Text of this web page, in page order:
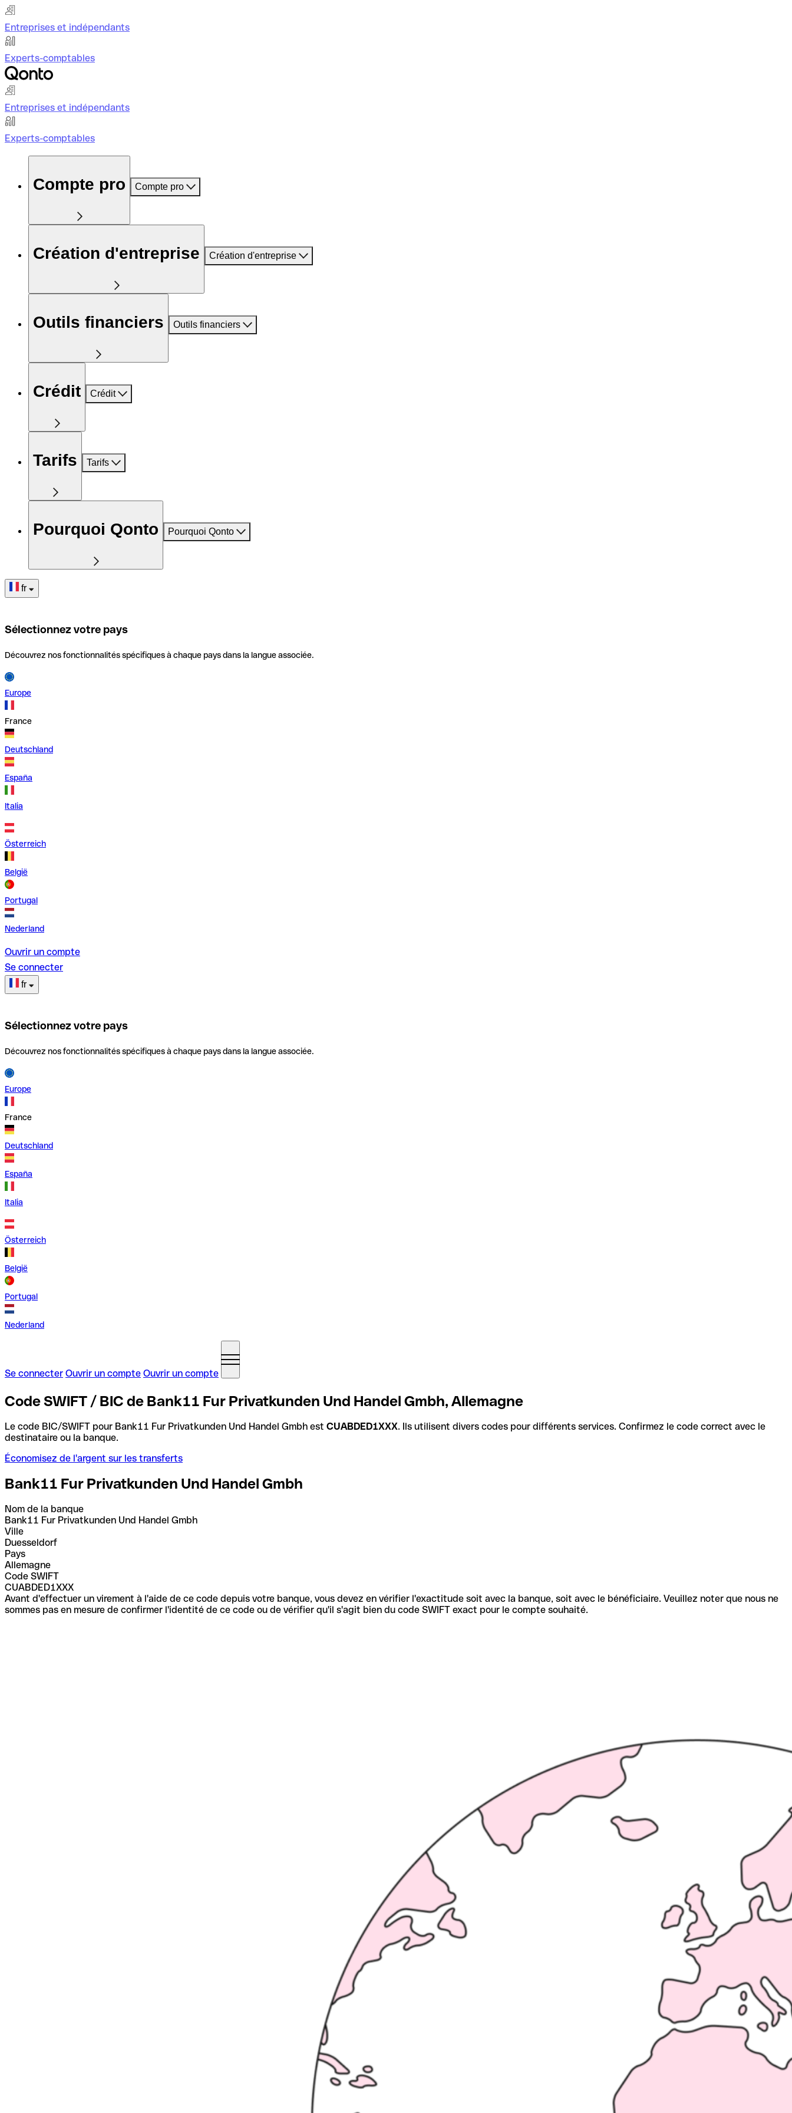
Entreprises et indépendants
Experts-comptables
Entreprises et indépendants
Experts-comptables
Compte pro Compte pro
Création d'entreprise Création d'entreprise
Outils financiers Outils financiers
Crédit Crédit
Tarifs Tarifs
Pourquoi Qonto Pourquoi Qonto
fr
Sélectionnez votre pays
Découvrez nos fonctionnalités spécifiques à chaque pays dans la langue associée.
Europe
France
Deutschland
España
Italia
Österreich
België
Portugal
Nederland
Ouvrir un compte
Se connecter
fr
Sélectionnez votre pays
Découvrez nos fonctionnalités spécifiques à chaque pays dans la langue associée.
Europe
France
Deutschland
España
Italia
Österreich
België
Portugal
Nederland
Se connecter Ouvrir un compte Ouvrir un compte
Code SWIFT / BIC de Bank11 Fur Privatkunden Und Handel Gmbh, Allemagne
Le code BIC/SWIFT pour Bank11 Fur Privatkunden Und Handel Gmbh est CUABDED1XXX. Ils utilisent divers codes pour différents services. Confirmez le code correct avec le
destinataire ou la banque.
Économisez de l'argent sur les transferts
Bank11 Fur Privatkunden Und Handel Gmbh
Nom de la banque
Bank11 Fur Privatkunden Und Handel Gmbh
Ville
Duesseldorf
Pays
Allemagne
Code SWIFT
CUABDED1XXX
Avant d'effectuer un virement à l'aide de ce code depuis votre banque, vous devez en vérifier l'exactitude soit avec la banque, soit avec le bénéficiaire. Veuillez noter que nous ne
sommes pas en mesure de confirmer l'identité de ce code ou de vérifier qu'il s'agit bien du code SWIFT exact pour le compte souhaité.